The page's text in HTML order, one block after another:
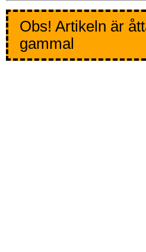
Obs! Artikeln är
gammal